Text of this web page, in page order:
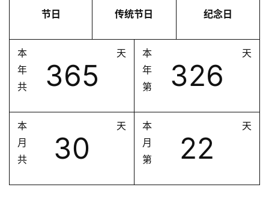
节日 传统节日 纪念日
本
年
共
365
天
本
年
第
326
天
本
月
共
30
天
本
月
第
22
天